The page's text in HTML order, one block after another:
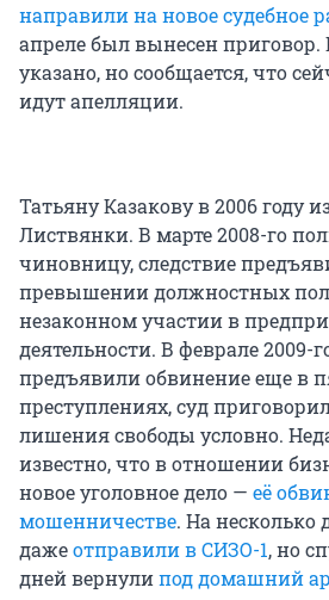
направили на новое судебное
апреле был вынесен
указано, но сообщается, что
идут апелляции.
Татьяну Казакову в 2006 году
Листвянки. В марте 2008-го
чиновницу, следствие
превышении должностных
незаконном участии в
деятельности. В феврале 2009-
предъявили обвинение еще в
преступлениях, суд
лишения свободы условно.
известно, что в отношении
новое уголовное дело — её
мошенничестве. На несколько
дажеотправили в СИЗО-1, но
дней вернулипод домашний